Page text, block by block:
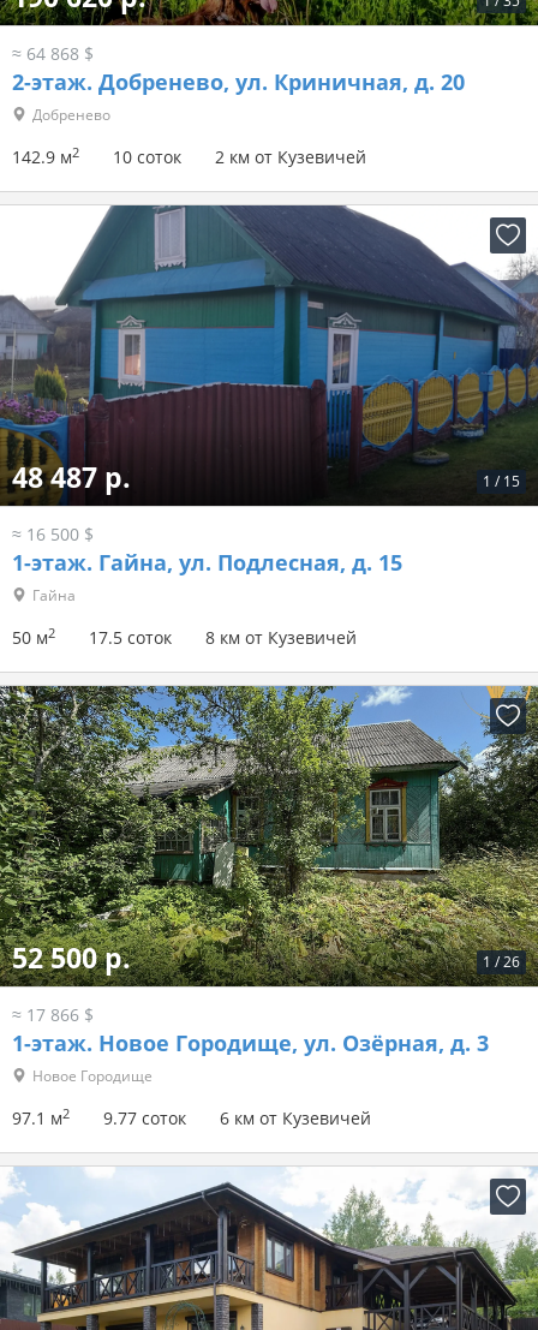
≈ 64 868 $
2-этаж. Добренево, ул. Криничная, д. 20
Добренево
142.9 м2 10 соток 2 км от Кузевичей
1 / 15
48 487 р.
≈ 16 500 $
1-этаж. Гайна, ул. Подлесная, д. 15
Гайна
50 м2 17.5 соток 8 км от Кузевичей
1 /26
52 500 р.
≈ 17 866 $
1-этаж. Новое Городище, ул. Озёрная, д. 3
Новое Городище
97.1 м2 9.77 соток 6 км от Кузевичей